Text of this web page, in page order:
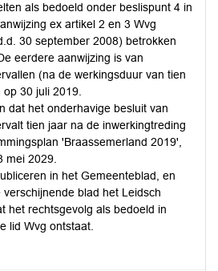
als bedoeld onder beslispunt 4 in
ex artikel 2 en 3 Wvg
30 september 2008) betrokken
eerdere aanwijzing is van
(na de werkingsduur van tien
30 juli 2019.
dat het onderhavige besluit van
tien jaar na de inwerkingtreding
'Braassemerland 2019',
mei 2029.
in het Gemeenteblad, en
verschijnende blad het Leidsch
het rechtsgevolg als bedoeld in
lid Wvg ontstaat.